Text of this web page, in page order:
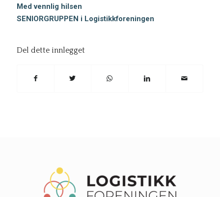
Med vennlig hilsen
SENIORGRUPPEN i Logistikkforeningen
Del dette innlegget